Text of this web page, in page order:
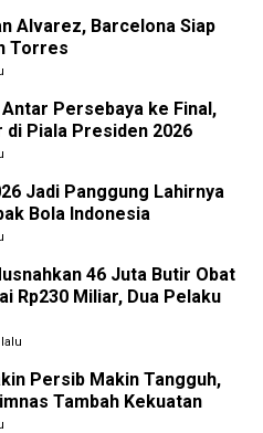
Alvarez, Barcelona Siap
Torres
Persebaya ke Final,
Piala Presiden 2026
Jadi Panggung Lahirnya
Bola Indonesia
46 Juta Butir Obat
Rp230 Miliar, Dua Pelaku
Persib Makin Tangguh,
Tambah Kekuatan